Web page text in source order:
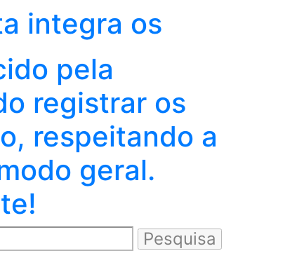
integra os
pela
registrar os
respeitando a
geral.